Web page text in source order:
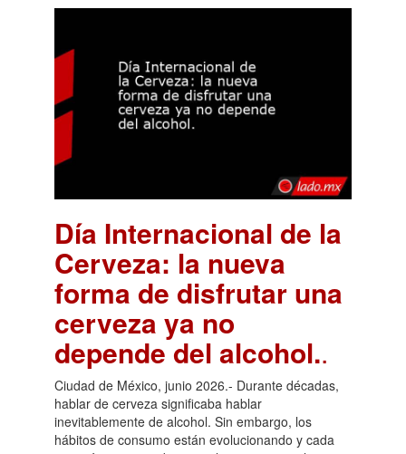
Día Internacional de la
Cerveza: la nueva
forma de disfrutar una
cerveza ya no
depende del alcohol..
Ciudad de México, junio 2026.- Durante décadas,
hablar de cerveza significaba hablar
inevitablemente de alcohol. Sin embargo, los
hábitos de consumo están evolucionando y cada